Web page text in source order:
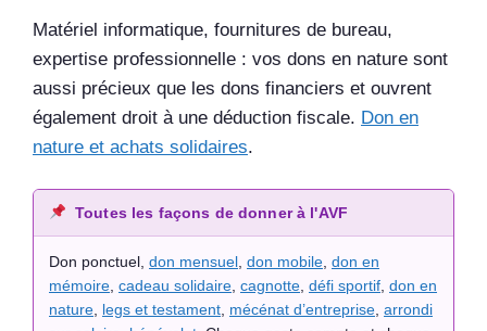
Matériel informatique, fournitures de bureau,
expertise professionnelle : vos dons en nature sont
aussi précieux que les dons financiers et ouvrent
également droit à une déduction fiscale. Don en
nature et achats solidaires.
Toutes les façons de donner à l'AVF
Don ponctuel, don mensuel don mobile don en
mémoire cadeau solidaire cagnotte défi sportif don en
nature legs et testament mécénat d’entreprise arrondi